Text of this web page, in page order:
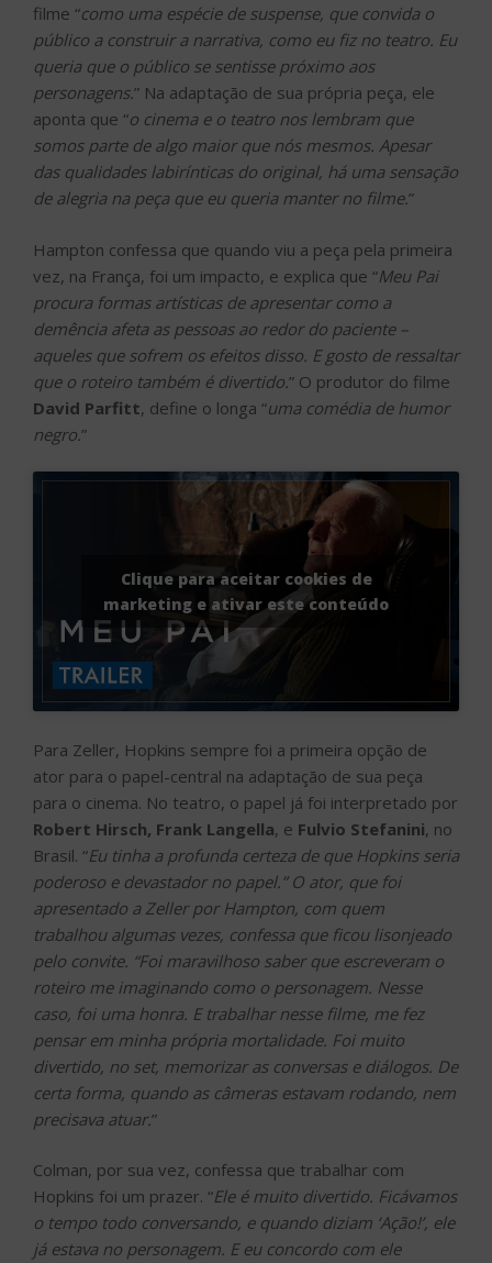
filme “como uma espécie de suspense, que convida o
público a construir a narrativa, como eu fiz no teatro. Eu
queria que o público se sentisse próximo aos
personagens.” Na adaptação de sua própria peça, ele
aponta que “o cinema e o teatro nos lembram que
somos parte de algo maior que nós mesmos. Apesar
das qualidades labirínticas do original, há uma sensação
de alegria na peça que eu queria manter no filme.”
Hampton confessa que quando viu a peça pela primeira
vez, na França, foi um impacto, e explica que “Meu Pai
procura formas artísticas de apresentar como a
demência afeta as pessoas ao redor do paciente –
aqueles que sofrem os efeitos disso. E gosto de ressaltar
que o roteiro também é divertido.” O produtor do filme
David Parfitt, define o longa “uma comédia de humor
negro.”
Clique para aceitar cookies de
marketing e ativar este conteúdo
Para Zeller, Hopkins sempre foi a primeira opção de
ator para o papel-central na adaptação de sua peça
para o cinema. No teatro, o papel já foi interpretado por
Robert Hirsch, Frank Langella, e Fulvio Stefanini, no
Brasil. “Eu tinha a profunda certeza de que Hopkins seria
poderoso e devastador no papel.” O ator, que foi
apresentado a Zeller por Hampton, com quem
trabalhou algumas vezes, confessa que ficou lisonjeado
pelo convite. “Foi maravilhoso saber que escreveram o
roteiro me imaginando como o personagem. Nesse
caso, foi uma honra. E trabalhar nesse filme, me fez
pensar em minha própria mortalidade. Foi muito
divertido, no set, memorizar as conversas e diálogos. De
certa forma, quando as câmeras estavam rodando, nem
precisava atuar.”
Colman, por sua vez, confessa que trabalhar com
Hopkins foi um prazer. “Ele é muito divertido. Ficávamos
o tempo todo conversando, e quando diziam ‘Ação!’, ele
já estava no personagem. E eu concordo com ele